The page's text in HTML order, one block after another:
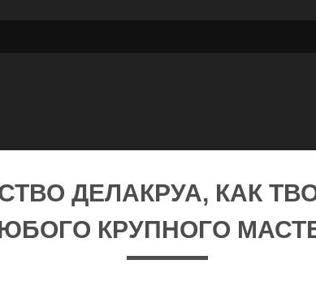
ДЕЛАКРУА, КАК
КРУПНОГО